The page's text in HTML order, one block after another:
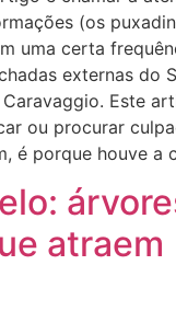
(os
uma certa
externas do
Caravaggio. Este
ou procurar
é porque houve a
atraem